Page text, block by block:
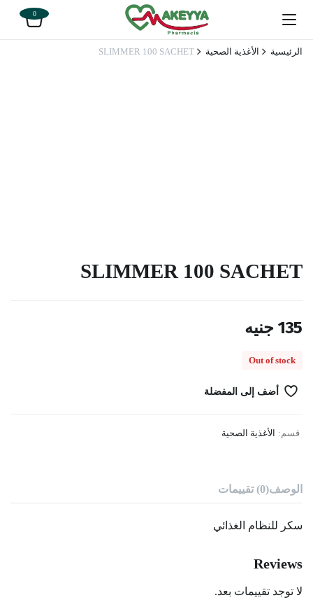
0
الرئيسية الأغذية الصحية SLIMMER 100 SACHET
SLIMMER 100 SACHET
135 جنيه
Out of stock
أضف إلى المفضلة
قسم: الأغذية الصحية
الوصف(0) تقييمات
سكر للنظام الغذائي
Reviews
لا توجد تقييمات بعد.